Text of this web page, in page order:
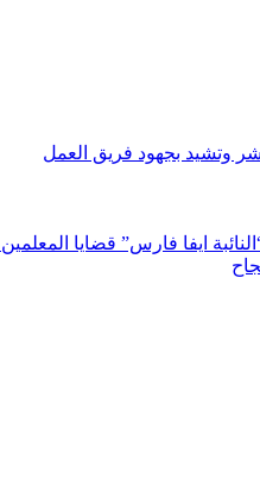
وتشيد بجهود فريق العمل
ايفا فارس” قضايا المعلمين